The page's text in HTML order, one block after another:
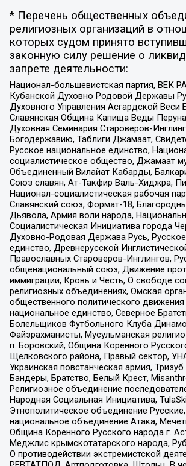
* Перечень общественных
религиозных организаций в
которых судом принято
законную силу решение о
запрете деятельности:
Национал-большевистская партия, ВЕК
Кубанской Духовно Родовой Державы
Духовного Управления Асгардской Веси
Славянская Община Капища Веды
Духовная Семинария Староверов-
Богодержавию, Таблиги Джамаат,
Русское национальное единство,
социалистическое общество, Джамаат
Объединенный Вилайат Кабарды,
Союз славян, Ат-Такфир Валь-Хиджра,
Национал-социалистическая рабочая
Славянский союз, Формат-18,
Дьявола, Армия воли народа,
Социалистическая Инициатива города
Духовно-Родовая Держава Русь,
единство, Древнерусской
Православных Староверов-Инглингов,
общенациональный союз, Движение
иммиграции, Кровь и Честь, О свободе
религиозных объединениях, Омская
общественного политического движения
национальное единство, Северное
Болельщиков Футбольного Клуба
Файзрахманисты, Мусульманская
п. Боровский, Община Коренного
Щелковского района, Правый сектор,
Украинская повстанческая армия,
Бандеры, Братство, Белый Крест,
Религиозное объединение
Народная Социальная Инициатива,
Этнополитическое объединение
национальное объединение Атака,
Община Коренного Русского народа г.
Меджлис крымскотатарского народа,
О противодействии экстремистской